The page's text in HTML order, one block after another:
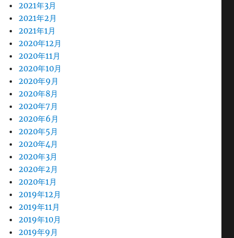
2021年3月
2021年2月
2021年1月
2020年12月
2020年11月
2020年10月
2020年9月
2020年8月
2020年7月
2020年6月
2020年5月
2020年4月
2020年3月
2020年2月
2020年1月
2019年12月
2019年11月
2019年10月
2019年9月